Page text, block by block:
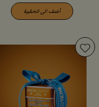
أضف الى الحقيبة